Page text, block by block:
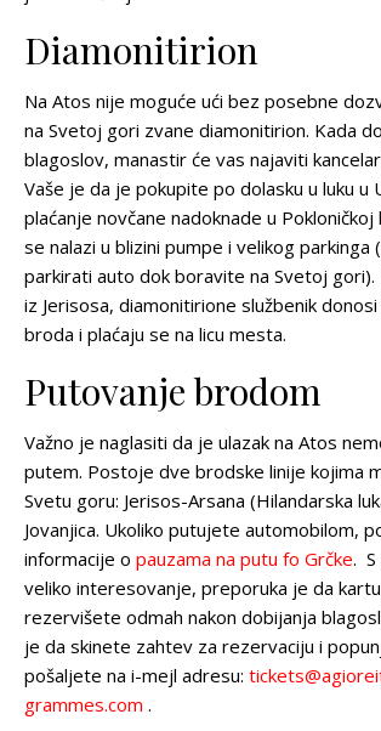
Diamonitirion
Na Atos nije moguće ući bez posebne
na Svetoj gori zvane diamonitirion. Kada
blagoslov, manastir će vas najaviti
Vaše je da je pokupite po dolasku u luku u
plaćanje novčane nadoknade u Pokloničkoj
se nalazi u blizini pumpe i velikog parkinga
parkirati auto dok boravite na Svetoj gori).
iz Jerisosa, diamonitirione službenik
broda i plaćaju se na licu mesta.
Putovanje brodom
Važno je naglasiti da je ulazak na Atos
putem. Postoje dve brodske linije kojima
Svetu goru: Jerisos-Arsana (Hilandarska
Jovanjica. Ukoliko putujete automobilom,
informacije o pauzama na putu fo Grčke. S
veliko interesovanje, preporuka je da
rezervišete odmah nakon dobijanja
je da skinete zahtev za rezervaciju i
pošaljete na i-mejl adresu:
grammes.com .